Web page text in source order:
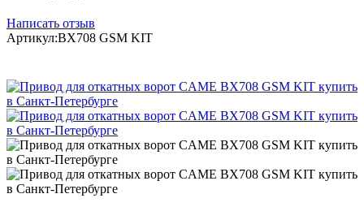
Написать отзыв
Артикул:BX708 GSM KIT